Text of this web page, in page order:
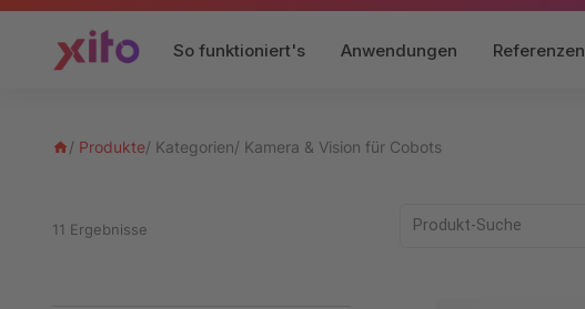
So funktioniert's Anwendungen Referenzen
/ Produkte/ Kategorien/ Kamera & Vision für Cobots
11 Ergebnisse Produkt-Suche